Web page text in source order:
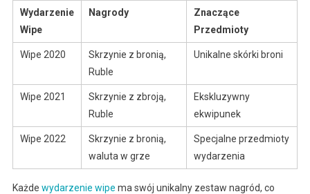
Wydarzenie
Wipe
Nagrody
Znaczące
Przedmioty
Wipe 2020
Skrzynie z bronią,
Ruble
Unikalne skórki broni
Wipe 2021
Skrzynie z zbroją,
Ruble
Ekskluzywny
ekwipunek
Wipe 2022
Skrzynie z bronią,
waluta w grze
Specjalne przedmioty
wydarzenia
Każde wydarzenie wipe ma swój unikalny zestaw nagród, co